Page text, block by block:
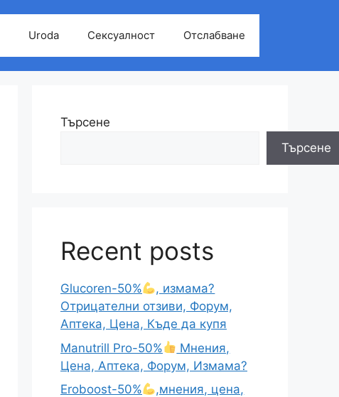
Uroda Сексуалност Отслабване
Търсене
Търсене
Recent posts
Glucoren-50%
, измама?
Отрицателни отзиви, Форум,
Аптека, Цена, Къде да купя
Manutrill Pro-50%
Мнения,
Цена, Аптека, Форум, Измама?
Eroboost-50%
,мнения, цена,